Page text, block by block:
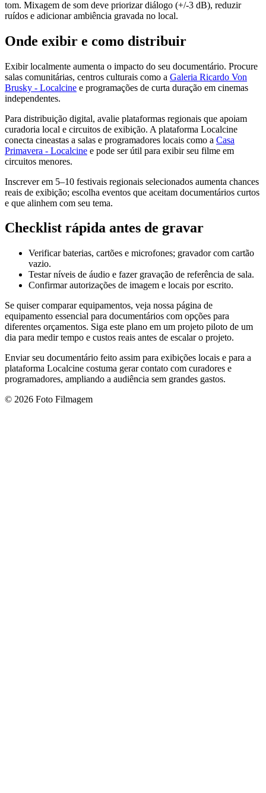
tom. Mixagem de som deve priorizar diálogo (+/-3 dB), reduzir
ruídos e adicionar ambiência gravada no local.
Onde exibir e como distribuir
Exibir localmente aumenta o impacto do seu documentário. Procure
salas comunitárias, centros culturais como a Galeria Ricardo Von
Brusky - Localcine e programações de curta duração em cinemas
independentes.
Para distribuição digital, avalie plataformas regionais que apoiam
curadoria local e circuitos de exibição. A plataforma Localcine
conecta cineastas a salas e programadores locais como a Casa
Primavera - Localcine e pode ser útil para exibir seu filme em
circuitos menores.
Inscrever em 5–10 festivais regionais selecionados aumenta chances
reais de exibição; escolha eventos que aceitam documentários curtos
e que alinhem com seu tema.
Checklist rápida antes de gravar
Verificar baterias, cartões e microfones; gravador com cartão
vazio.
Testar níveis de áudio e fazer gravação de referência de sala.
Confirmar autorizações de imagem e locais por escrito.
Se quiser comparar equipamentos, veja nossa página de
equipamento essencial para documentários com opções para
diferentes orçamentos. Siga este plano em um projeto piloto de um
dia para medir tempo e custos reais antes de escalar o projeto.
Enviar seu documentário feito assim para exibições locais e para a
plataforma Localcine costuma gerar contato com curadores e
programadores, ampliando a audiência sem grandes gastos.
© 2026 Foto Filmagem